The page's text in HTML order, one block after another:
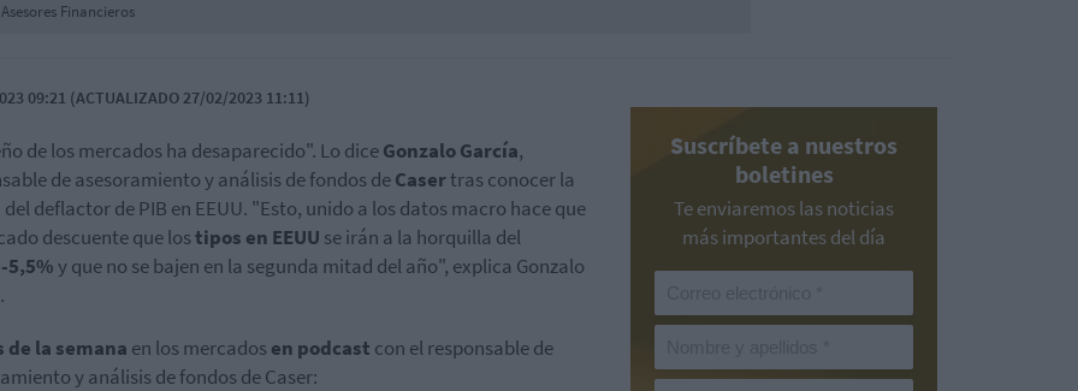
Financieros
09:21 (ACTUALIZADO 27/02/2023 11:11)
de los mercados ha desaparecido". Lo diceGonzalo García,
de asesoramiento y análisis de fondos deCasertras conocer la
deflactor de PIB en EEUU. "Esto, unido a los datos macro hace que
descuente que lostipos en EEUU se irán a la horquilla del
5,5%y que no se bajen en la segunda mitad del año", explica Gonzalo
de la semana en los mercadosen podcast con el responsable de
y análisis de fondos de Caser:
Suscríbete a nuestros
boletines
Te enviaremos las noticias
más importantes del día